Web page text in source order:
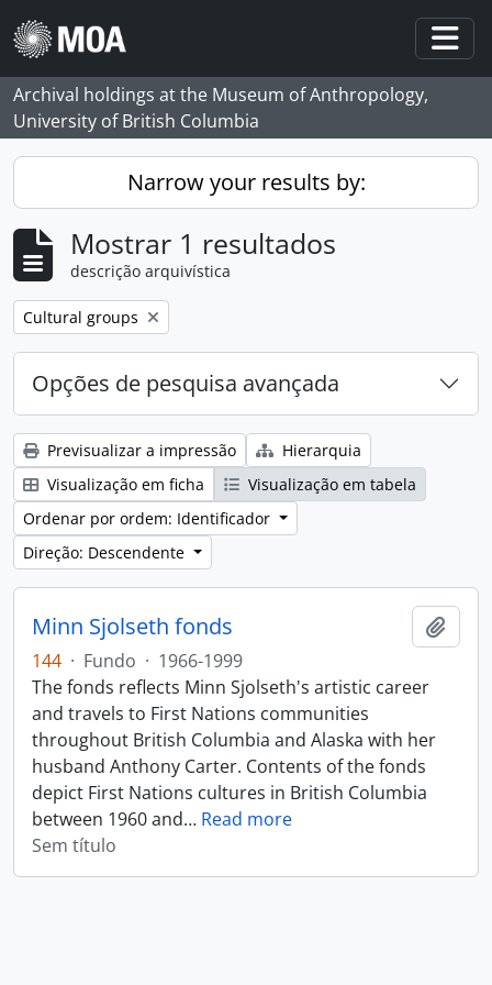
Skip to main content
Archival holdings at the Museum of Anthropology,
University of British Columbia
Narrow your results by:
Mostrar 1 resultados
descrição arquivística
Remove filter:
Cultural groups
Opções de pesquisa avançada
Previsualizar a impressão
Hierarquia
Visualização em ficha
Visualização em tabela
Ordenar por ordem: Identificador
Direção: Descendente
Minn Sjolseth fonds
144 · Fundo · 1966-1999
The fonds reflects Minn Sjolseth's artistic career
and travels to First Nations communities
throughout British Columbia and Alaska with her
husband Anthony Carter. Contents of the fonds
depict First Nations cultures in British Columbia
between 1960 and… Read more
Sem título